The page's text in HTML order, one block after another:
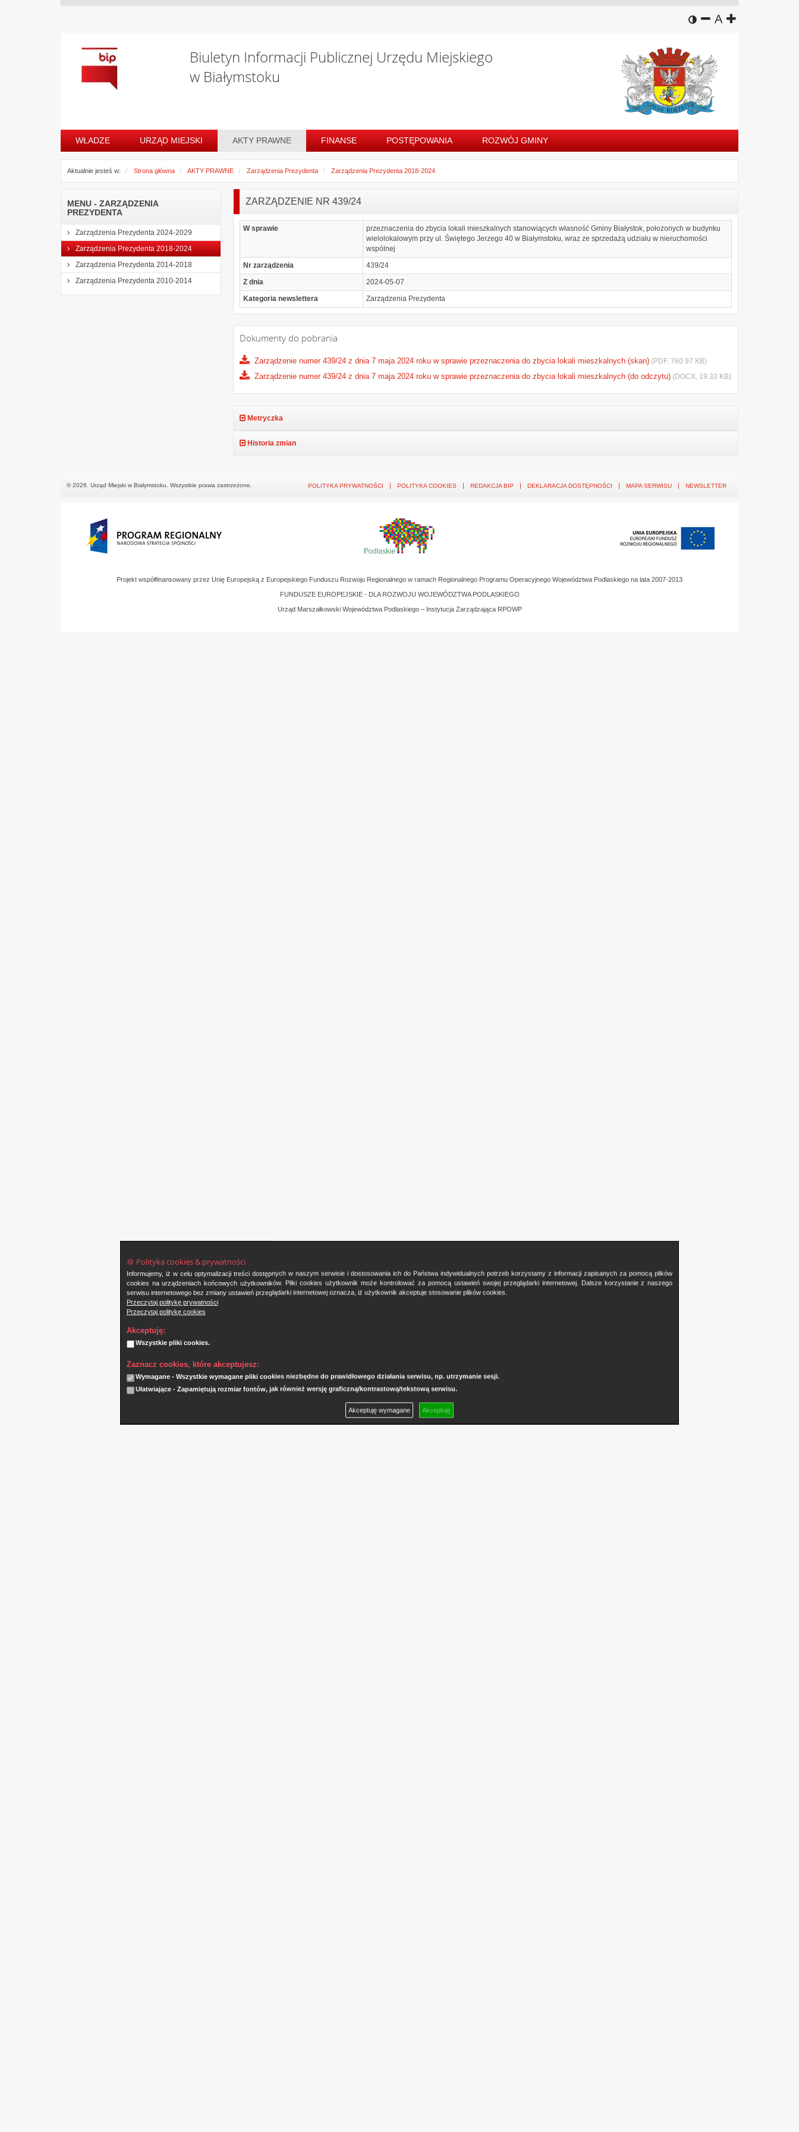
🍪 Polityka cookies & prywatności
Informujemy, iż w celu optymalizacji treści dostępnych w naszym serwisie i dostosowania ich do Państwa indywidualnych potrzeb korzystamy z informacji zapisanych za pomocą plików
cookies na urządzeniach końcowych użytkowników. Pliki cookies użytkownik może kontrolować za pomocą ustawień swojej przeglądarki internetowej. Dalsze korzystanie z naszego
serwisu internetowego bez zmiany ustawień przeglądarki internetowej oznacza, iż użytkownik akceptuje stosowanie plików cookies.
Przeczytaj politykę prywatności
Przeczytaj politykę cookies
Akceptuję:
Wszystkie pliki cookies.
Zaznacz cookies, które akceptujesz:
Wymagane - Wszystkie wymagane pliki cookies niezbędne do prawidłowego działania serwisu, np. utrzymanie sesji.
Ułatwiające - Zapamiętują rozmiar fontów, jak również wersję graficzną/kontrastową/tekstową serwisu.
Akceptuję wymagane Akceptuję
wersja kontrastowa
zmniejsz
Adomyślny
zwiększ
Biuletyn Informacji Publicznej Urzędu Miejskiego
w Białymstoku
WŁADZE URZĄD MIEJSKI AKTY PRAWNE FINANSE POSTĘPOWANIA ROZWÓJ GMINY
Aktualnie jesteś w: Strona główna AKTY PRAWNE Zarządzenia Prezydenta Zarządzenia Prezydenta 2018-2024
MENU - ZARZĄDZENIA
PREZYDENTA
Zarządzenia Prezydenta 2024-2029
Zarządzenia Prezydenta 2018-2024
Zarządzenia Prezydenta 2014-2018
Zarządzenia Prezydenta 2010-2014
ZARZĄDZENIE NR 439/24
W sprawie
przeznaczenia do zbycia lokali mieszkalnych stanowiących własność Gminy Białystok, położonych w budynku
wielolokalowym przy ul. Świętego Jerzego 40 w Białymstoku, wraz ze sprzedażą udziału w nieruchomości
wspólnej
Nr zarządzenia
439/24
Z dnia
2024-05-07
Kategoria newslettera
Zarządzenia Prezydenta
Dokumenty do pobrania
Zarządzenie numer 439/24 z dnia 7 maja 2024 roku w sprawie przeznaczenia do zbycia lokali mieszkalnych (skan) (PDF, 760.97 KB)
Zarządzenie numer 439/24 z dnia 7 maja 2024 roku w sprawie przeznaczenia do zbycia lokali mieszkalnych (do odczytu) (DOCX, 19.33 KB)
Metryczka
Historia zmian
© 2026. Urząd Miejski w Białymstoku. Wszystkie prawa zastrzeżone. POLITYKA PRYWATNOŚCI POLITYKA COOKIES REDAKCJA BIP DEKLARACJA DOSTĘPNOŚCI MAPA SERWISU NEWSLETTER
Projekt współfinansowany przez Unię Europejską z Europejskiego Funduszu Rozwoju Regionalnego w ramach Regionalnego Programu Operacyjnego Województwa Podlaskiego na lata 2007-2013
FUNDUSZE EUROPEJSKIE - DLA ROZWOJU WOJEWÓDZTWA PODLASKIEGO
Urząd Marszałkowski Województwa Podlaskiego – Instytucja Zarządzająca RPOWP